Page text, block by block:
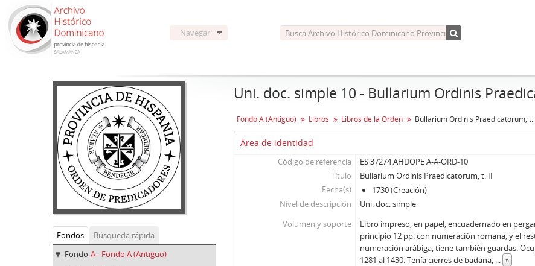
Navegar
Fondos
Búsqueda rápida
Fondo A - Fondo A (Antiguo)
Uni. doc. simple 10 - Bullarium Ordinis
Fondo A (Antiguo) Libros Libros de la Orden Bullarium Ordinis Praedicatorum, t.
Área de identidad
Código de referencia
ES 37274.AHDOPE A-A-ORD-10
Título
Bullarium Ordinis Praedicatorum, t. II
Fecha(s)
1730 (Creación)
Nivel de descripción
Uni. doc. simple
Volumen y soporte
Libro impreso, en papel, encuadernado en
principio 12 pp. con numeración romana, y el
numeración arábiga, tiene también guardas.
1281 al 1430. Tenía cierres de badana, ... »